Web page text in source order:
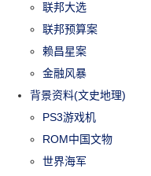
联邦大选
联邦预算案
赖昌星案
金融风暴
背景资料(文史地理)
PS3游戏机
ROM中国文物
世界海军